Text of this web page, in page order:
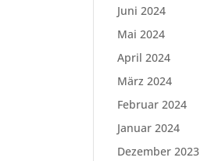
Juni 2024
Mai 2024
April 2024
März 2024
Februar 2024
Januar 2024
Dezember 2023